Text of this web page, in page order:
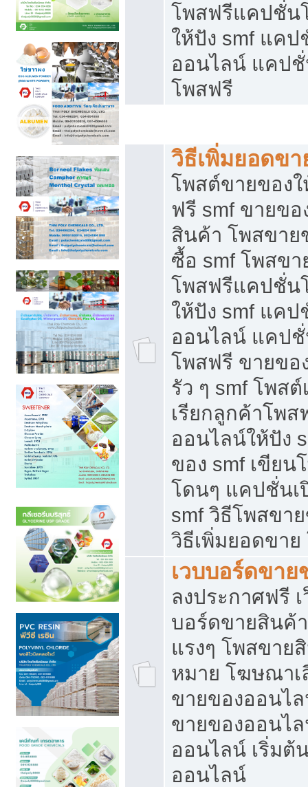
โพสฟรีแคปชั่น
ให้ปัง smf แค
ออนไลน์ แคป
โพสฟรี
วิธีเพิ่มยอดข
โพสต์ขายของ
ฟรี smf ขายข
สินค้า โพสขาย
ซื้อ smf โพสข
โพสฟรีแคปชั่น
ให้ปัง smf แค
ออนไลน์ แคป
โพสฟรี ขายขอ
รัว ๆ smf โพส
เรียกลูกค้าโพส
ออนไลน์ให้ปัง
ของ smf เขียน
โดนๆ แคปชั่นเ
smf วิธีโพสขา
วิธีเพิ่มยอดขาย
เวบบอร์ดขา
ลงประกาศฟรี
บอร์ดขายสินค้
แรงๆ โพสขาย
หมาย โฆษณาเ
ขายของออนไ
ขายของออนไ
ออนไลน์ เริ่มต้
ออนไลน์